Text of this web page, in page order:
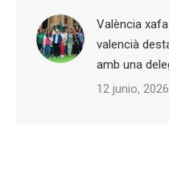
València
valencià
amb una
12 junio, 2026